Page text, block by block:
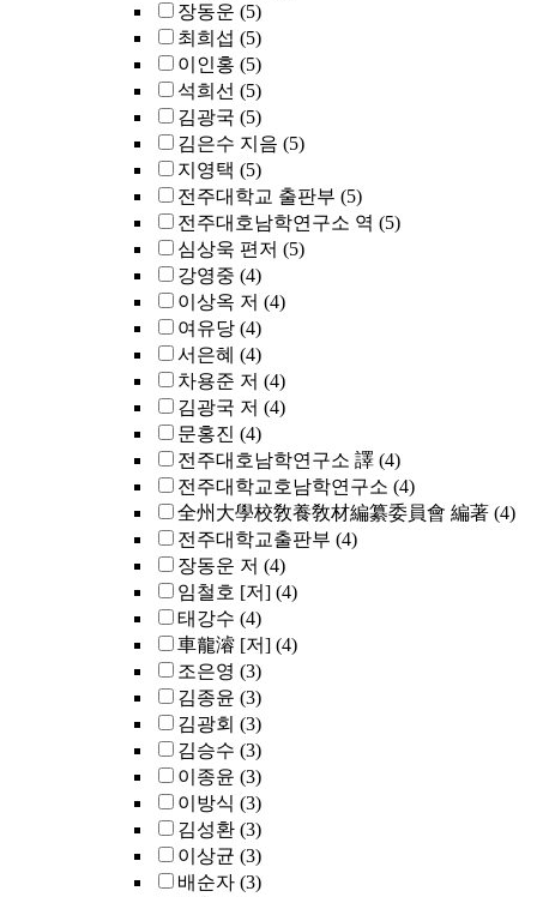
장동운 (5)
최희섭 (5)
이인홍 (5)
석희선 (5)
김광국 (5)
김은수 지음 (5)
지영택 (5)
전주대학교 출판부 (5)
전주대호남학연구소 역 (5)
심상욱 편저 (5)
강영중 (4)
이상옥 저 (4)
여유당 (4)
서은혜 (4)
차용준 저 (4)
김광국 저 (4)
문홍진 (4)
전주대호남학연구소 譯 (4)
전주대학교호남학연구소 (4)
全州大學校敎養敎材編纂委員會 編著 (4)
전주대학교출판부 (4)
장동운 저 (4)
임철호 [저] (4)
태강수 (4)
車龍濬 [저] (4)
조은영 (3)
김종윤 (3)
김광회 (3)
김승수 (3)
이종윤 (3)
이방식 (3)
김성환 (3)
이상균 (3)
배순자 (3)